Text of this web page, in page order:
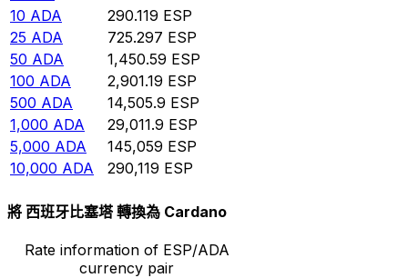
10 ADA 290.119 ESP
25 ADA 725.297 ESP
50 ADA 1,450.59 ESP
100 ADA 2,901.19 ESP
500 ADA 14,505.9 ESP
1,000 ADA 29,011.9 ESP
5,000 ADA 145,059 ESP
10,000 ADA 290,119 ESP
將 西班牙比塞塔 轉換為 Cardano
Rate information of ESP/ADA
currency pair